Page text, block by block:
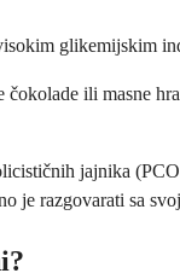
glikemijskim
ili masne
jajnika
je razgovarati sa